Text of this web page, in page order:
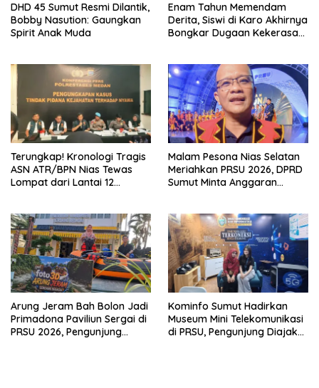
DHD 45 Sumut Resmi Dilantik,
Bobby Nasution: Gaungkan
Spirit Anak Muda
Enam Tahun Memendam
Derita, Siswi di Karo Akhirnya
Bongkar Dugaan Kekerasan
Terungkap! Kronologi Tragis
ASN ATR/BPN Nias Tewas
Lompat dari Lantai 12
Kencan
Malam Pesona Nias Selatan
Meriahkan PRSU 2026, DPRD
Sumut Minta Anggaran
Arung Jeram Bah Bolon Jadi
Primadona Paviliun Sergai di
PRSU 2026, Pengunjung
Kominfo Sumut Hadirkan
Museum Mini Telekomunikasi
di PRSU, Pengunjung Diajak